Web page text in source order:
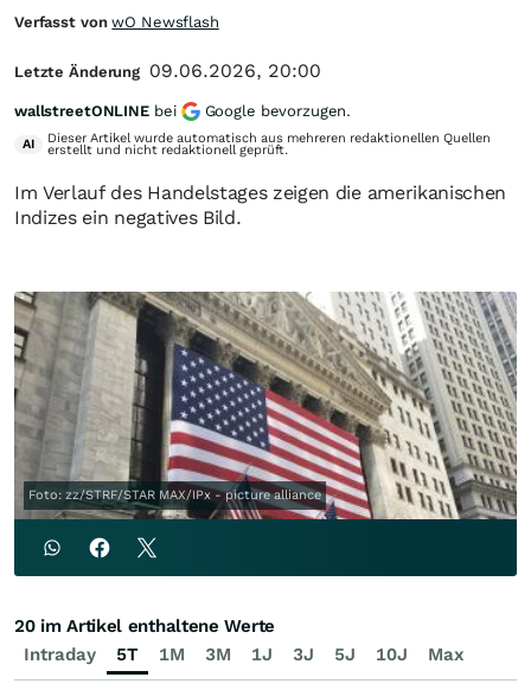
Im Verlauf des Handelstages zeigen die amerikanischen
Indizes ein negatives Bild.
Foto: zz/STRF/STAR MAX/IPx - picture alliance
Verfasst vonwO Newsflash
Letzte Änderung 09.06.2026, 20:00
wallstreetONLINE bei Google bevorzugen.
AI Dieser Artikel wurde automatisch aus mehreren redaktionellen Quellen
erstellt und nicht redaktionell geprüft.
Intraday 5T 1M 3M 1J 3J 5J 10J Max
20 im Artikel enthaltene Werte